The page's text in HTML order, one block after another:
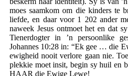
moes saamkom om die kinders te
liefde, en daar voor 1 202 ander
naweek Jesus ontmoet het en dat
Tienerdogter in ’n persoonlike
Johannes 10:28 in: “Ek gee … die
ewigheid nooit verlore gaan nie.
plekkie moet insit, begin sy huil en
HAAR die Ewige Lewe!